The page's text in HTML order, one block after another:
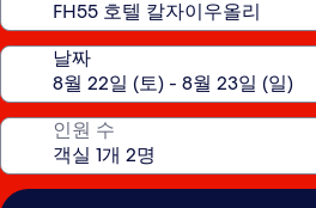
날짜
인원 수